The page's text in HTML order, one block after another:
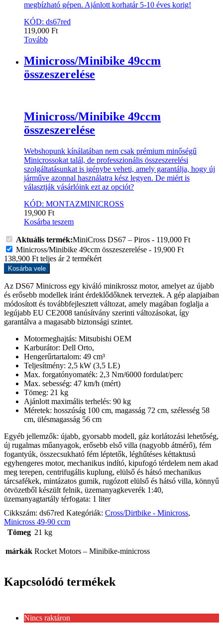
megbízható gépen. Ajánlott korhatár 5-10 éves korig!
KÓD: ds67red
119,000 Ft
Tovább
Minicross/Minibike 49ccm
összeszerelése
Minicross/Minibike 49ccm
összeszerelése
Webshopunk kínálatában nem csak prémium minőségű
Minicrossokat talál, de professzionális összeszerelési
szolgáltatásunkat is igénybe veheti, amely garantálja, hogy új
járműve azonnal használatra kész legyen. De miért is
választják vásárlóink ezt az opciót?
KÓD: MONTAZMINICROSS
19,900 Ft
Kosárba teszem
Aktuális termék:MiniCross DS67 – Piros - 119,000 Ft
Minicross/Minibike 49ccm összeszerelése - 19,900 Ft
138,900 Ft teljes ár 2 termékért
Kosárba vele
Az DS67 Minicross egy kiváló minikrossz motor, amelyet az újabb
és erősebb modellek iránt érdeklődőknek terveztek. A gép alapjaiban
módosított és továbbfejlesztett változat, amely magában foglalja a
legújabb EU CE2008 tanúsítvány szerinti változásokat, így
garantálva a magasabb biztonsági szintet.
Motormeghajtás: Mitsubishi OEM
Karburátor: Dell Orto,
Hengerűrtartalom: 49 cm³
Teljesítmény: 2,5 kW (3,5 LE)
Max. forgatónyomaték: 2,3 Nm/6000 fordulat/perc
Max. sebesség: 47 km/h (mért)
Tömeg: 21 kg
Ajánlott maximális terhelés: 90 kg
Méretek: hosszúság 100 cm, magasság 72 cm, szélesség 58
cm, ülésmagasság 56 cm
Egyéb jellemzők: újabb, gyorsabb modell, gáz korlátozási lehetőség,
új rugalmas műanyagok, erősebb első villa (nagyobb átmérő), fém
fogantyúk, összecsukható fém léptetők, léghűtéses kéttaktusú
egyhengeres motor, mechanikus indító, kipufogó térdelem nem akad
meg terepen, centrifugális kuplung, elülső és hátsó mechanikus
tárcsafékek, mintázatos gumik, rugózott elülső és hátsó villa, könnyű
ötvözetből készült felnik, üzemanyagkeverék 1:40,
üzemanyagtartály térfogata: 1 liter
Cikkszám: ds67red Kategóriák: Cross/Dirtbike - Minicross,
Minicross 49-90 ccm
Tömeg 21 kg
márkák Rocket Motors – Minibike-minicross
Kapcsolódó termékek
Nincs raktáron